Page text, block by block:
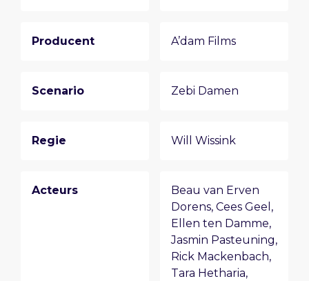
Producent A’dam Films
Scenario Zebi Damen
Regie Will Wissink
Acteurs
Beau van Erven
Dorens, Cees Geel ,
Ellen ten Damme,
Jasmin Pasteuning,
Rick Mackenbach,
Tara Hetharia,